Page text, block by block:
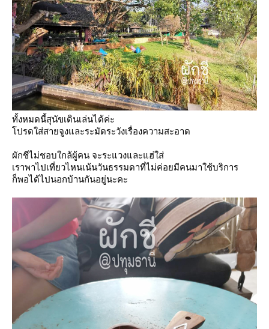
ทั้งหมดนี้สุนัขเดินเล่นได้ค่ะ
ปรดใส่สายจูงและระมัดระวังเรื่องความสะอาด
ผักชีไม่ชอบใกล้ผู้คน จะระแวงและแฮ่ใส่
เราพาไปเที่ยวไหนเน้นวันธรรมดาที่ไม่ค่อยมีคนมาใช้บริการ
ก็พอได้ไปนอกบ้านกันอยู่นะคะ